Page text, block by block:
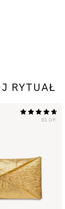
RYTUAŁ
81 OP.
Oceniono na